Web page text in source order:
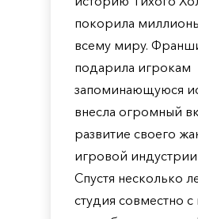
покорила
всему миру.
подарила игрокам
запоминающуюся
внесла огромный
развитие своего
игровой
Спустя несколько
студия совместно